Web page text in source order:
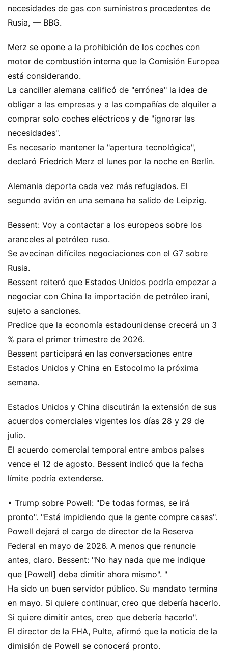
necesidades de gas con suministros procedentes de
Rusia, — BBG.
Merz se opone a la prohibición de los coches con
motor de combustión interna que la Comisión Europea
está considerando.
La canciller alemana calificó de "errónea" la idea de
obligar a las empresas y a las compañías de alquiler a
comprar solo coches eléctricos y de "ignorar las
necesidades".
Es necesario mantener la "apertura tecnológica",
declaró Friedrich Merz el lunes por la noche en Berlín.
Alemania deporta cada vez más refugiados. El
segundo avión en una semana ha salido de Leipzig.
Bessent: Voy a contactar a los europeos sobre los
aranceles al petróleo ruso.
Se avecinan difíciles negociaciones con el G7 sobre
Rusia.
Bessent reiteró que Estados Unidos podría empezar a
negociar con China la importación de petróleo iraní,
sujeto a sanciones.
Predice que la economía estadounidense crecerá un 3
% para el primer trimestre de 2026.
Bessent participará en las conversaciones entre
Estados Unidos y China en Estocolmo la próxima
semana.
Estados Unidos y China discutirán la extensión de sus
acuerdos comerciales vigentes los días 28 y 29 de
julio.
El acuerdo comercial temporal entre ambos países
vence el 12 de agosto. Bessent indicó que la fecha
límite podría extenderse.
• Trump sobre Powell: "De todas formas, se irá
pronto". "Está impidiendo que la gente compre casas".
Powell dejará el cargo de director de la Reserva
Federal en mayo de 2026. A menos que renuncie
antes, claro. Bessent: "No hay nada que me indique
que [Powell] deba dimitir ahora mismo". "
Ha sido un buen servidor público. Su mandato termina
en mayo. Si quiere continuar, creo que debería hacerlo.
Si quiere dimitir antes, creo que debería hacerlo".
El director de la FHA, Pulte, afirmó que la noticia de la
dimisión de Powell se conocerá pronto.